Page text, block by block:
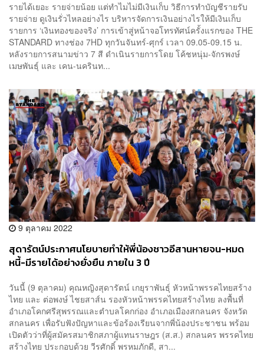
รายได้เยอะ รายจ่ายน้อย แต่ทำไมไม่มีเงินเก็บ วิธีการทำบัญชีรายรับ
รายจ่าย ดูเงินรั่วไหลอย่างไร บริหารจัดการเงินอย่างไรให้มีเงินเก็บ
รายการ ‘เงินทองของจริง’ การเข้าสู่หน้าจอโทรทัศน์ครั้งแรกของ THE
STANDARD ทางช่อง 7HD ทุกวันจันทร์-ศุกร์ เวลา 09.05-09.15 น.
หลังรายการสนามข่าว 7 สี ดำเนินรายการโดย โค้ชหนุ่ม-จักรพงษ์
เมษพันธุ์ และ เคน-นครินท...
9 ตุลาคม 2022
สุดารัตน์ประกาศนโยบายทำให้พี่น้องชาวอีสานหายจน-หมด
หนี้-มีรายได้อย่างยั่งยืน ภายใน 3 ปี
วันนี้ (9 ตุลาคม) คุณหญิงสุดารัตน์ เกยุราพันธุ์ หัวหน้าพรรคไทยสร้าง
ไทย และ ต่อพงษ์ ไชยสาส์น รองหัวหน้าพรรคไทยสร้างไทย ลงพื้นที่
อำเภอโคกศรีสุพรรณและตำบลโคกก่อง อำเภอเมืองสกลนคร จังหวัด
สกลนคร เพื่อรับฟังปัญหาและข้อร้องเรียนจากพี่น้องประชาชน พร้อม
เปิดตัวว่าที่ผู้สมัครสมาชิกสภาผู้แทนราษฎร (ส.ส.) สกลนคร พรรคไทย
สร้างไทย ประกอบด้วย วีรศักดิ์ พรหมภักดี, สา...